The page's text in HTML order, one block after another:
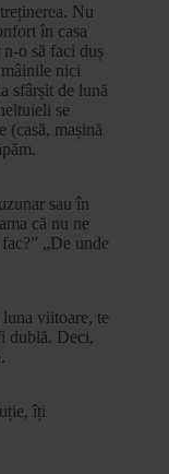
Nu
în casa
o să faci duș
nici
sfârșit de lună
se
(casă, mașină
sau în
că nu ne
„De unde
viitoare, te
dublă. Deci,
îți